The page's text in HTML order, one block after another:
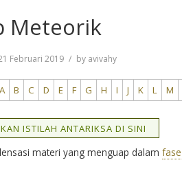
Meteorik
Februari 2019 by avivahy
A B C D E F G H I J K L M
ISTILAH ANTARIKSA DI SINI
materi yang menguap dalamfase